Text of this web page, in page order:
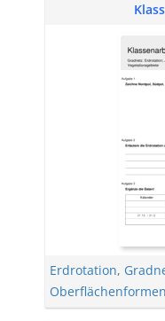
Erdrotation,
Oberflächenformen